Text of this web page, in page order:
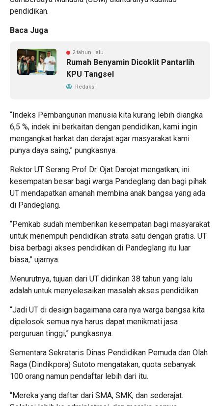
pendidikan.
Baca Juga
2 tahun lalu
Rumah Benyamin Dicoklit Pantarlih
KPU Tangsel
Redaksi
“Indeks Pembangunan manusia kita kurang lebih diangka
6,5 %, indek ini berkaitan dengan pendidikan, kami ingin
mengangkat harkat dan derajat agar masyarakat kami
punya daya saing,” pungkasnya.
Rektor UT Serang Prof Dr. Ojat Darojat mengatkan, ini
kesempatan besar bagi warga Pandeglang dan bagi pihak
UT mendapatkan amanah membina anak bangsa yang ada
di Pandeglang.
“Pemkab sudah memberikan kesempatan bagi masyarakat
untuk menempuh pendidikan strata satu dengan gratis. UT
bisa berbagi akses pendidikan di Pandeglang itu luar
biasa,” ujarnya.
Menurutnya, tujuan dari UT didirikan 38 tahun yang lalu
adalah untuk menyelesaikan masalah akses pendidikan.
“Jadi UT di design bagaimana cara nya warga bangsa kita
dipelosok semua nya harus dapat menikmati jasa
perguruan tinggi,” pungkasnya.
Sementara Sekretaris Dinas Pendidikan Pemuda dan Olah
Raga (Dindikpora) Sutoto mengatakan, quota sebanyak
100 orang namun pendaftar lebih dari itu.
“Mereka yang daftar dari SMA, SMK, dan sederajat.